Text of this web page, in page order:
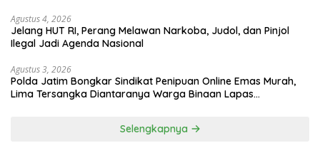
Agustus 4, 2026
Jelang HUT RI, Perang Melawan Narkoba, Judol, dan Pinjol
Ilegal Jadi Agenda Nasional
Agustus 3, 2026
Polda Jatim Bongkar Sindikat Penipuan Online Emas Murah,
Lima Tersangka Diantaranya Warga Binaan Lapas
Selengkapnya